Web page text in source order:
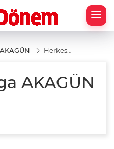
Herkes
sorun
AKAGÜN